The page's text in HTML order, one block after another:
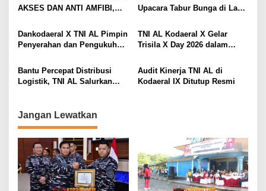
o
s
Arang Bakau di Perairan
Kepulauan Meranti
AKSES DAN ANTI AMFIBI,
TANGKAPAN TIMAH DAN
LOGAM TANAH JARANG
SENILAI RP 173,6 MILYAR
Upacara Tabur Bunga di Laut
Samudera 2026
Dankodaeral X TNI AL Pimpin
Penyerahan dan Pengukuhan
Lingkungan Kodaeral X
TNI AL Kodaeral X Gelar
Trisila X Day 2026 dalam
Samudera
Bantu Percepat Distribusi
Logistik, TNI AL Salurkan
Aceh
Audit Kinerja TNI AL di
Kodaeral IX Ditutup Resmi
Jangan Lewatkan